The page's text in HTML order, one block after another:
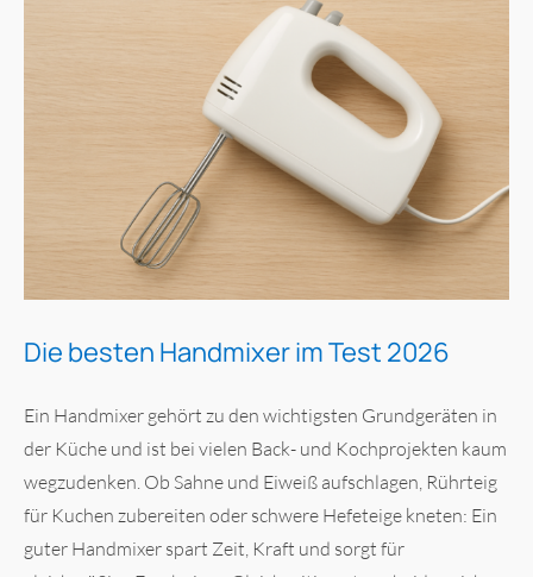
Die besten Handmixer im Test 2026
Ein Handmixer gehört zu den wichtigsten Grundgeräten in
der Küche und ist bei vielen Back- und Kochprojekten kaum
wegzudenken. Ob Sahne und Eiweiß aufschlagen, Rührteig
für Kuchen zubereiten oder schwere Hefeteige kneten: Ein
guter Handmixer spart Zeit, Kraft und sorgt für